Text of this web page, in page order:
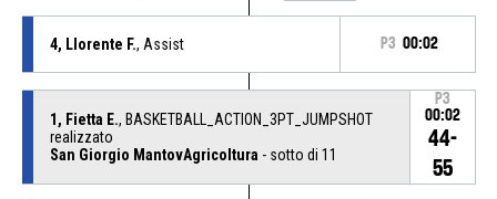
4, Llorente F., Assist P3 00:02
1, Fietta E., BASKETBALL_ACTION_3PT_JUMPSHOT
realizzato
San Giorgio MantovAgricoltura - sotto di 11
P3
00:02
44-
55